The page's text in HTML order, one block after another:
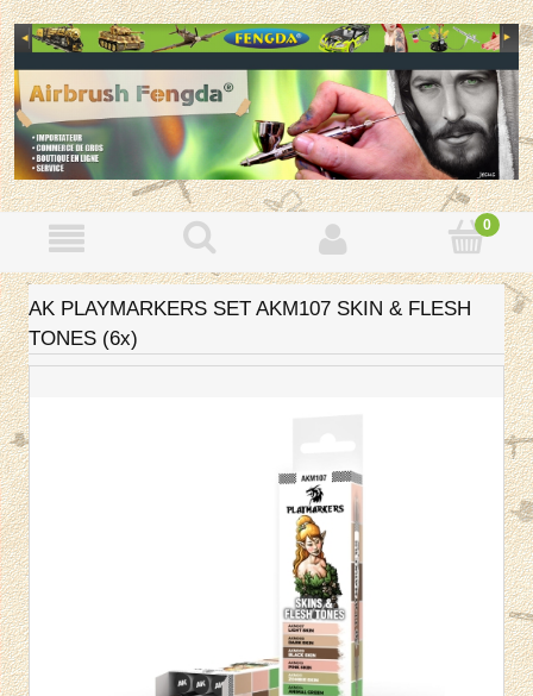
AK PLAYMARKERS SET AKM107 SKIN & FLESH
TONES (6x)